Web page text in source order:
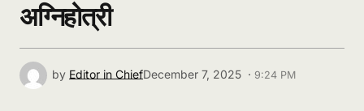
अग्निहोत्री
by Editor in ChiefDecember 7, 2025 · 9:24 PM